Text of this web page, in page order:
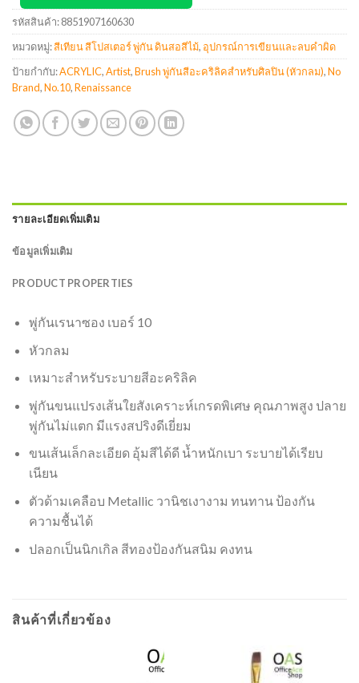
รหัสสินค้า:8851907160630
หมวดหมู่:สีเทียน สีโปสเตอร์ พู่กัน ดินสอสีไม้, อุปกรณ์การเขียนและลบคำผิด
ป้ายกำกับ:ACRYLIC,Artist,Brush พู่กันสีอะคริลิคสำหรับศิลปิน (หัวกลม),No
Brand,No.10,Renaissance
รายละเอียดเพิ่มเติม
ข้อมูลเพิ่มเติม
PRODUCT PROPERTIES
พู่กันเรนาซอง เบอร์ 10
หัวกลม
เหมาะสำหรับระบายสีอะคริลิค
พู่กันขนแปรงเส้นใยสังเคราะห์เกรดพิเศษ คุณภาพสูง ปลาย
พู่กันไม่แตก มีแรงสปริงดีเยี่ยม
ขนเส้นเล็กละเอียด อุ้มสีได้ดี น้ำหนักเบา ระบายได้เรียบ
เนียน
ตัวด้ามเคลือบ Metallic วานิชเงางาม ทนทาน ป้องกัน
ความชื้นได้
ปลอกเป็นนิกเกิล สีทองป้องกันสนิม คงทน
สินค้าที่เกี่ยวข้อง